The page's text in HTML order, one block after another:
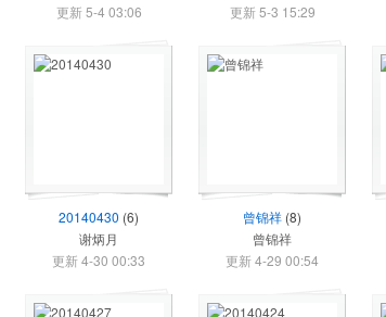
更新 5-4 03:06
更新 5-3 15:29
20140430 (6)
谢炳月
更新 4-30 00:33
曾锦祥 (8)
曾锦祥
更新 4-29 00:54